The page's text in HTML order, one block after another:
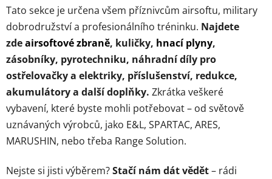
r
v
k
y
v
ý
p
s
u
Tato sekce je určena všem příznivcům airsoftu, military
dobrodružství a profesionálního tréninku. Najdete
zdeairsoftové zbraně, kuličky, hnací plyny,
zásobníky, pyrotechniku, náhradní díly pro
ostřelovačky a elektriky, příslušenství, redukce,
akumulátory a další doplňky. Zkrátka veškeré
vybavení, které byste mohli potřebovat – od světově
uznávaných výrobců, jako E&L, SPARTAC, ARES,
MARUSHIN, nebo třeba Range Solution.
Nejste si jisti výběrem?Stačí nám dát vědět– rádi